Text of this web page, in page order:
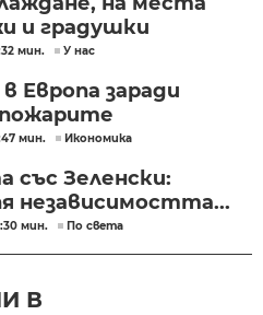
и градушки
мин. У нас
Европа заради
мин. Икономика
със Зеленски:
независимостта...
мин. По света
В